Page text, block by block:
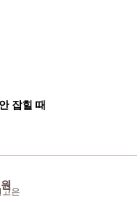
잡힐 때
은